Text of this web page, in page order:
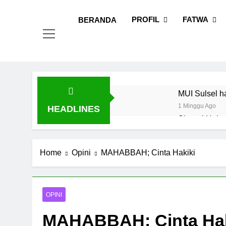
BERANDA
PROFIL FATWA
HEADLINES
MUI Sulsel
1 Minggu Ago
Sinergi
Fatwa
Tingkatkan
Dari Vaksin
1 Minggu Ago
Home Opini MAHABBAH; Cinta Hakiki
OPINI
MAHABBAH; Cinta